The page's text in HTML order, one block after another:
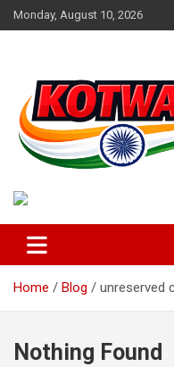
Skip
to
Monday, August 10, 2026
kotwar.in
Home Blog unreserved
Nothing Found